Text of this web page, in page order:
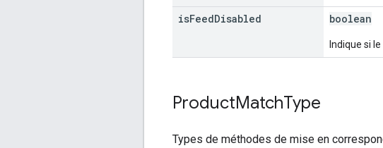
isFeedDisabled boolean
Indique si
ProductMatchType
Types de méthodes de mise en